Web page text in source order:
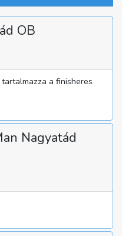
OB
a finisheres
Nagyatád